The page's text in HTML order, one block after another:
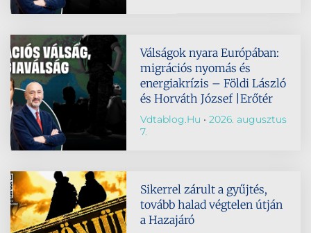
Válságok nyara Európában:
migrációs nyomás és
energiakrízis – Földi László
és Horváth József |Erőtér
Vdtablog.hu
2026. augusztus
7.
Sikerrel zárult a gyűjtés,
tovább halad végtelen útján
a Hazajáró